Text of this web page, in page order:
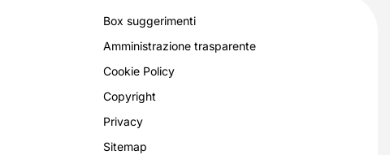
Box suggerimenti
Amministrazione trasparente
Cookie Policy
Copyright
Privacy
Sitemap